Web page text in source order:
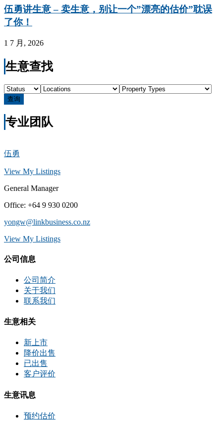
伍勇讲生意 – 卖生意，别让一个”漂亮的估价”耽误
了你！
1 7 月, 2026
生意查找
查询
专业团队
伍勇
View My Listings
General Manager
Office: +64 9 930 0200
yongw@linkbusiness.co.nz
View My Listings
公司信息
公司简介
关于我们
联系我们
生意相关
新上市
降价出售
已出售
客户评价
生意讯息
预约估价